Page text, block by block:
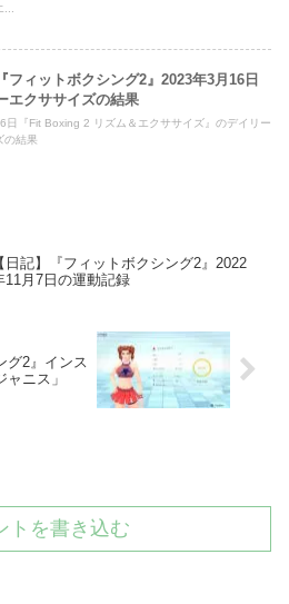
フィットボクシング2』2023年3月16日
エクササイズの結果
日『Fit Boxing 2 リズム＆エクササイズ』のデイリー
の結果
【日記】『フィットボクシング2』2022
11月7日の運動記録
グ2』インス
ニス」
トを書き込む